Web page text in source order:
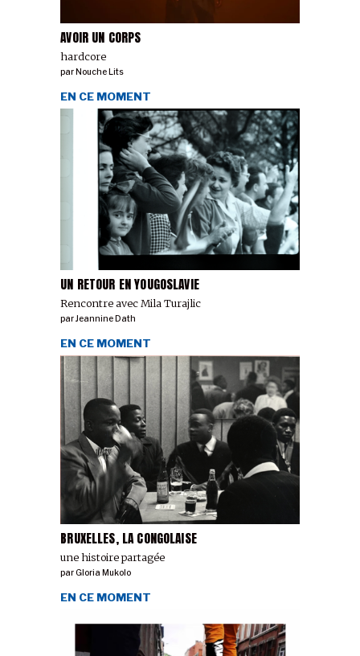
AVOIR UN CORPS
hardcore
parNouche Lits
UN RETOUR EN YOUGOSLAVIE
Rencontre avec Mila Turajlic
EN CE MOMENT
parJeannine Dath
BRUXELLES, LA CONGOLAISE
une histoire partagée
EN CE MOMENT
parGloria Mukolo
EN CE MOMENT